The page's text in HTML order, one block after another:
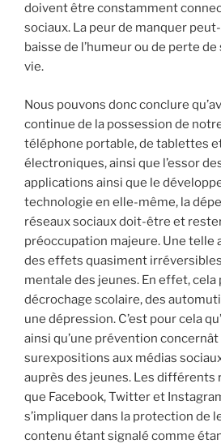
doivent être constamment
sociaux. La peur de manquer
baisse de l’humeur ou de perte
vie.
Nous pouvons donc conclure
continue de la possession de
téléphone portable, de tablettes
électroniques, ainsi que l’essor
applications ainsi que le
technologie en elle-même, la
réseaux sociaux doit-être et
préoccupation majeure. Une telle
des effets quasiment
mentale des jeunes. En effet, cela
décrochage scolaire, des
une dépression. C’est pour cela
ainsi qu’une prévention
surexpositions aux médias
auprès des jeunes. Les différents
que Facebook, Twitter et
s’impliquer dans la protection de
contenu étant signalé comme